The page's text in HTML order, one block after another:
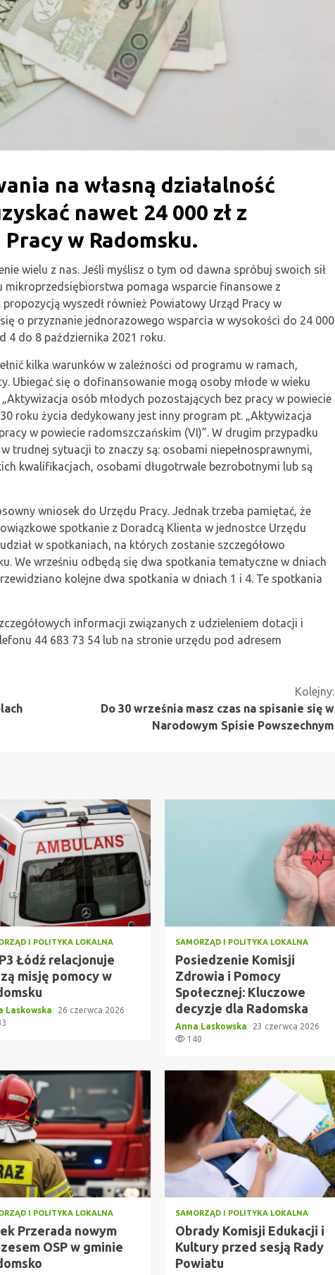
na własną działalność
nawet 24 000 zł z
w Radomsku.
wielu z nas. Jeśli myślisz o tym od dawna spróbuj swoich sił
mikroprzedsiębiorstwa pomaga wsparcie finansowe z
wyszedł również Powiatowy Urząd Pracy w
o przyznanie jednorazowego wsparcia w wysokości do 24 000
4 do 8 października 2021 roku.
kilka warunków w zależności od programu w ramach,
Ubiegać się o dofinansowanie mogą osoby młode w wieku
osób młodych pozostających bez pracy w powiecie
roku życia dedykowany jest inny program pt. „Aktywizacja
w powiecie radomszczańskim (VI)”. W drugim przypadku
trudnej sytuacji to znaczy są: osobami niepełnosprawnymi,
kwalifikacjach, osobami długotrwale bezrobotnymi lub są
wniosek do Urzędu Pracy. Jednak trzeba pamiętać, że
spotkanie z Doradcą Klienta w jednostce Urzędu
w spotkaniach, na których zostanie szczegółowo
We wrześniu odbędą się dwa spotkania tematyczne w dniach
kolejne dwa spotkania w dniach 1 i 4. Te spotkania
informacji związanych z udzieleniem dotacji i
44 683 73 54 lub na stronie urzędu pod adresem
Kolejny:
Do 30 września masz czas na spisanie się w
Narodowym Spisie Powszechnym
I POLITYKA LOKALNA
Łódź relacjonuje
misję pomocy w
Laskowska
26 czerwca 2026
SAMORZĄD I POLITYKA LOKALNA
Posiedzenie Komisji
Zdrowia i Pomocy
Społecznej: Kluczowe
decyzje dla Radomska
Anna Laskowska
23 czerwca 2026
140
I POLITYKA LOKALNA
Przerada nowym
OSP w gminie
SAMORZĄD I POLITYKA LOKALNA
Obrady Komisji Edukacji i
Kultury przed sesją Rady
Powiatu